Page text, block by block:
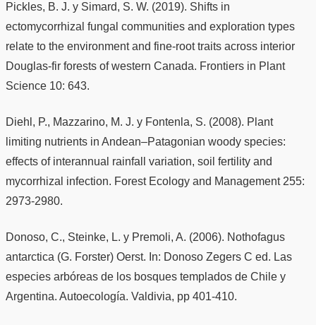
Pickles, B. J. y Simard, S. W. (2019). Shifts in
ectomycorrhizal fungal communities and exploration types
relate to the environment and fine-root traits across interior
Douglas-fir forests of western Canada. Frontiers in Plant
Science 10: 643.
Diehl, P., Mazzarino, M. J. y Fontenla, S. (2008). Plant
limiting nutrients in Andean–Patagonian woody species:
effects of interannual rainfall variation, soil fertility and
mycorrhizal infection. Forest Ecology and Management 255:
2973-2980.
Donoso, C., Steinke, L. y Premoli, A. (2006). Nothofagus
antarctica (G. Forster) Oerst. In: Donoso Zegers C ed. Las
especies arbóreas de los bosques templados de Chile y
Argentina. Autoecología. Valdivia, pp 401-410.